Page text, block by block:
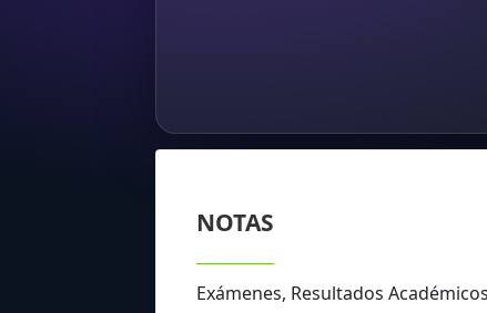
NOTAS
Exámenes, Resultados